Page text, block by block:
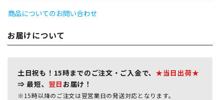
商品についてのお問い合わせ
お届けについて
土日祝も！15時までのご注文・ご入金で、 ★当日出荷★
⇒ 最短、 翌日 お届け！
※15時以降のご注文は翌営業日の発送対応となります。